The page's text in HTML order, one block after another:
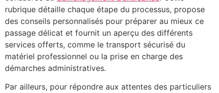
rubrique détaille chaque étape du processus, propose
des conseils personnalisés pour préparer au mieux ce
passage délicat et fournit un aperçu des différents
services offerts, comme le transport sécurisé du
matériel professionnel ou la prise en charge des
démarches administratives.
Par ailleurs, pour répondre aux attentes des particuliers